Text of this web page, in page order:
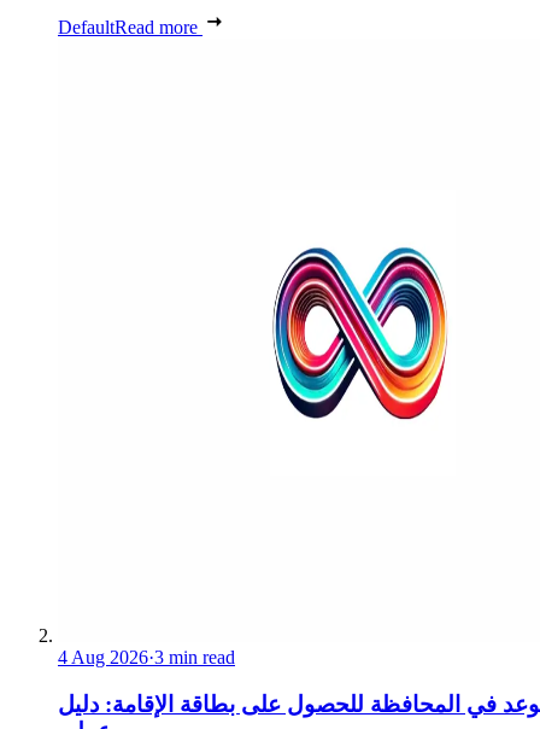
DefaultRead more
4 Aug 2026·3 min read
في المحافظة للحصول على بطاقة الإقامة: دليل